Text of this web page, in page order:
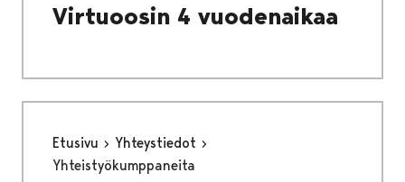
Virtuoosin 4 vuodenaikaa
Etusivu
Yhteystiedot
Yhteistyökumppaneita